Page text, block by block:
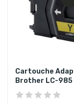
Cartouche
Brother LC-985